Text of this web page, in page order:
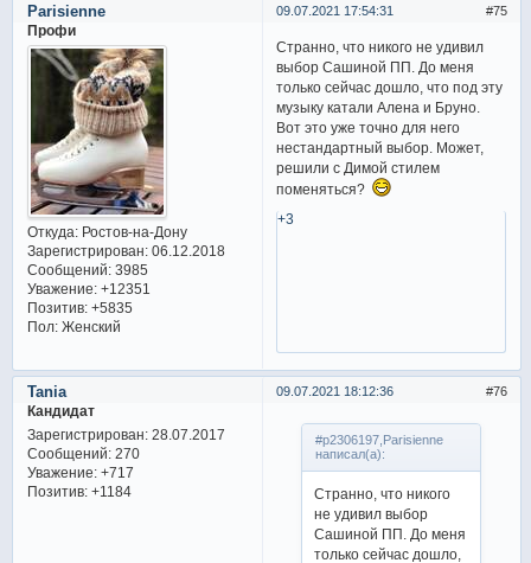
75
09.07.2021 17:54:31
Parisienne
Профи
Откуда:Ростов-на-Дону
Зарегистрирован: 06.12.2018
Сообщений:3985
Уважение: +12351
Позитив: +5835
Пол:Женский
Странно, что никого не удивил
выбор Сашиной ПП. До меня
только сейчас дошло, что под эту
музыку катали Алена и Бруно.
Вот это уже точно для него
нестандартный выбор. Может,
решили с Димой стилем
поменяться?
+3
76
09.07.2021 18:12:36
Tania
Кандидат
Зарегистрирован: 28.07.2017
Сообщений:270
Уважение: +717
Позитив: +1184
#p2306197,Parisienne
написал(а):
Странно, что никого
не удивил выбор
Сашиной ПП. До меня
только сейчас дошло,